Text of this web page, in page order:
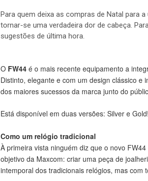
Para quem deixa as compras de Natal para
tornar-se uma verdadeira dor de cabeça.
sugestões de última hora.
O FW44é o mais recente equipamento a
Distinto, elegante e com um design clássico
dos maiores sucessos da marca junto do
Está disponível em duas versões: Silver e Gold!
Como um relógio tradicional
À primeira vista ninguém diz que o novo
objetivo da Maxcom: criar uma peça de
intemporal dos tradicionais relógios, mas